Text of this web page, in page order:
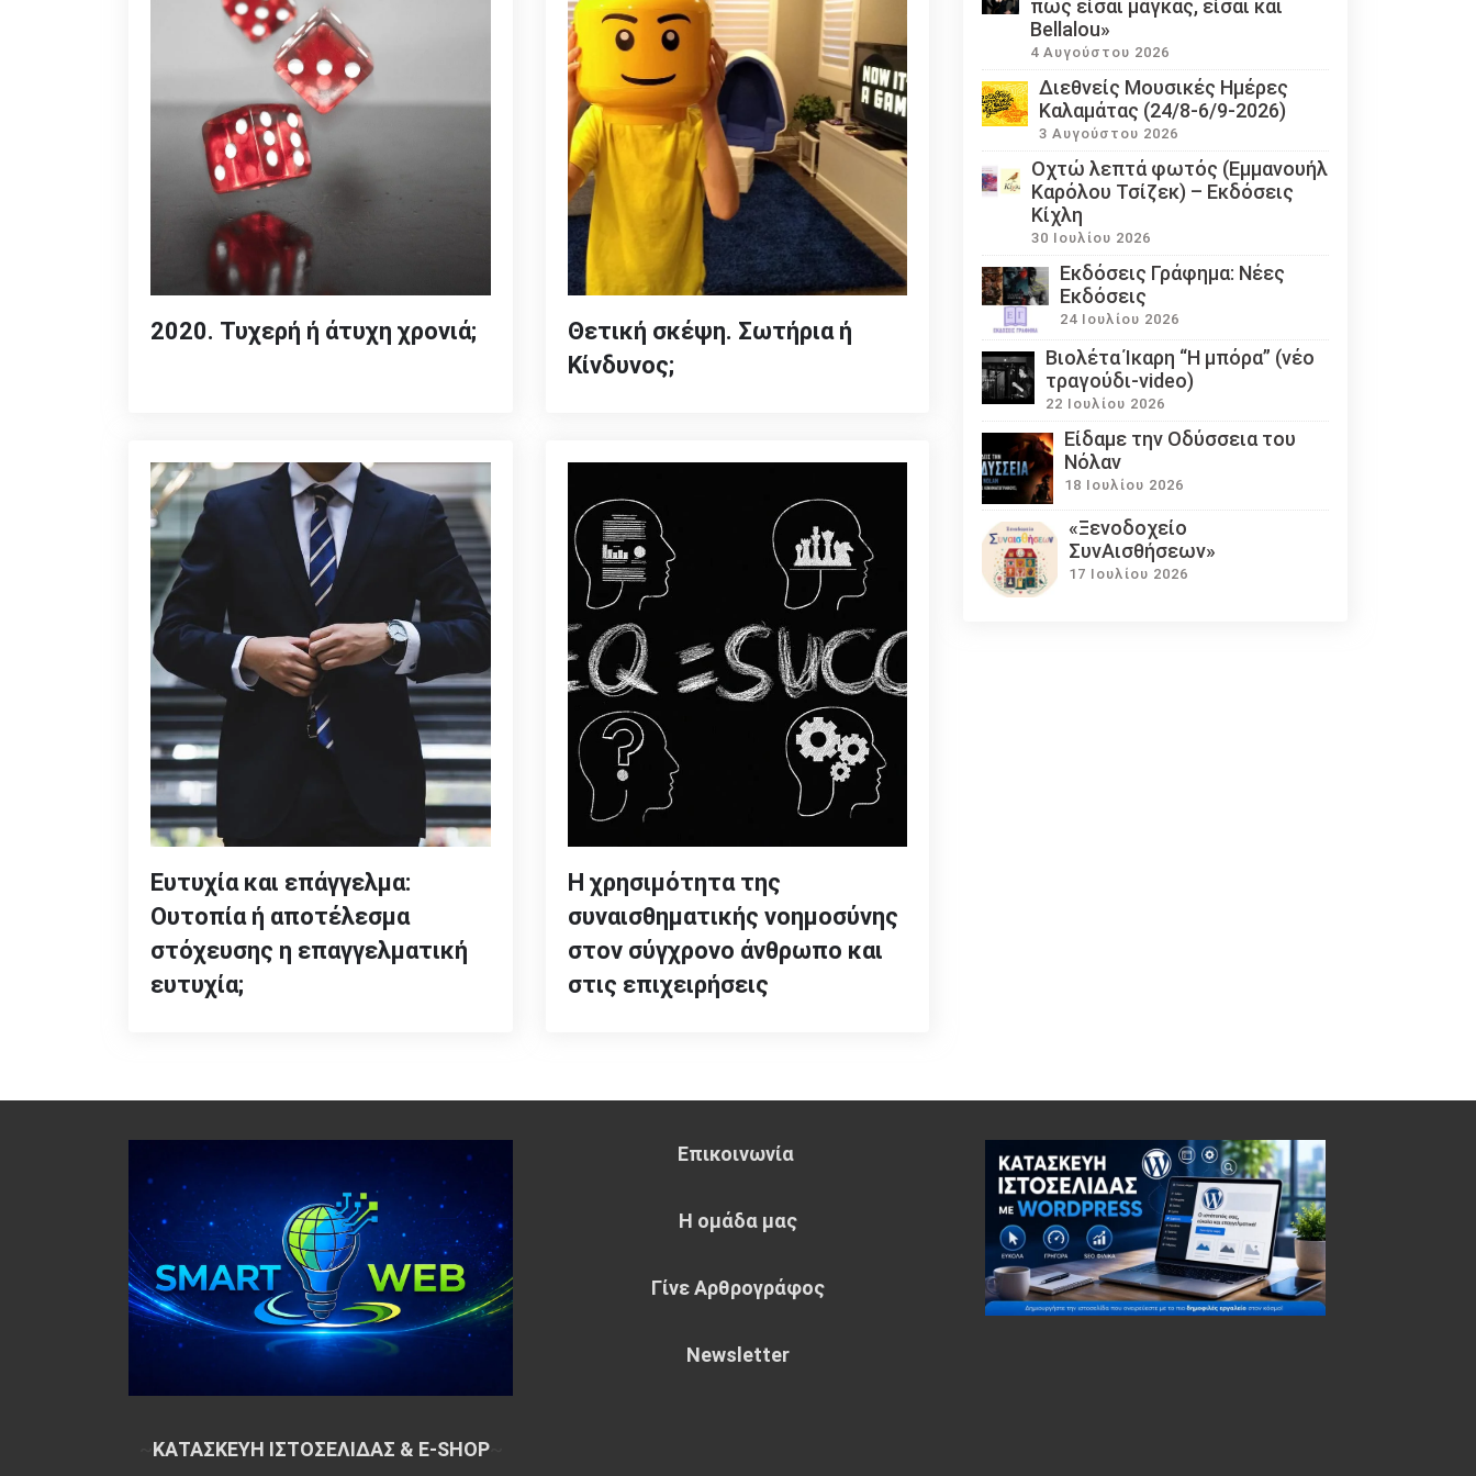
2020. Τυχερή ή άτυχη χρονιά;
Θετική σκέψη. Σωτήρια ή
Κίνδυνος;
Ευτυχία και επάγγελμα:
Ουτοπία ή αποτέλεσμα
στόχευσης η επαγγελματική
ευτυχία;
Η χρησιμότητα της
συναισθηματικής νοημοσύνης
στον σύγχρονο άνθρωπο και
στις επιχειρήσεις
πως είσαι μάγκας, είσαι και
Bellalou»
4 Αυγούστου 2026
Διεθνείς Μουσικές Ημέρες
Καλαμάτας (24/8-6/9-2026)
3 Αυγούστου 2026
Οχτώ λεπτά φωτός (Εμμανουήλ
Καρόλου Τσίζεκ) – Εκδόσεις
Κίχλη
30 Ιουλίου 2026
Εκδόσεις Γράφημα: Νέες
Εκδόσεις
24 Ιουλίου 2026
Βιολέτα Ίκαρη “Η μπόρα” (νέο
τραγούδι-video)
22 Ιουλίου 2026
Eίδαμε την Οδύσσεια του
Νόλαν
18 Ιουλίου 2026
«Ξενοδοχείο
ΣυνΑισθήσεων»
17 Ιουλίου 2026
ΚΑΤΑΣΚΕΥΗ ΙΣΤΟΣΕΛΙΔΑΣ & E-SHOP~
Επικοινωνία
Η ομάδα μας
Γίνε Αρθρογράφος
Newsletter